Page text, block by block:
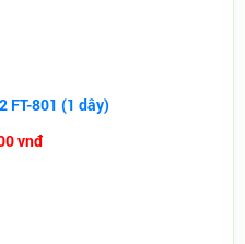
FT-801 (1 dây)
vnđ